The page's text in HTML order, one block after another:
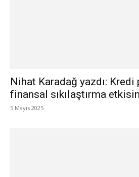
Nihat Karadağ yazdı: Kredi
finansal sıkılaştırma
5 Mayıs 2025